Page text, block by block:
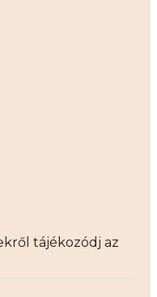
tájékozódj az